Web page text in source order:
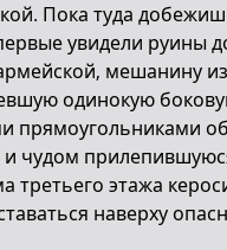
Пока туда
увидели руины
мешанину
одинокую
прямоугольниками
и чудом
третьего этажа
наверху